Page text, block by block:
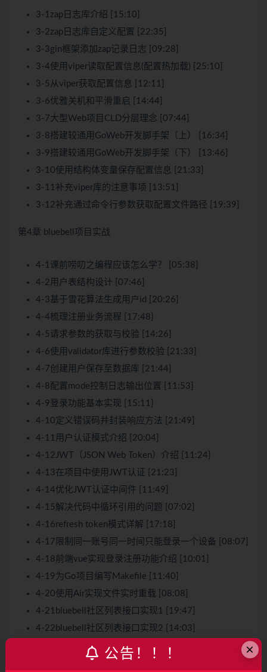
3-1zap日志库介绍 [15:10]
3-2zap日志库自定义配置 [22:35]
3-3gin框架添加zap记录日志 [09:28]
3-4使用viper读取配置信息(配置热加载) [25:10]
3-5从viper获取配置信息 [12:11]
3-6优雅关机和平滑重启 [14:44]
3-7大型Web项目CLD分层理念 [07:44]
3-8搭建较通用GoWeb开发脚手架（上） [16:34]
3-9搭建较通用GoWeb开发脚手架（下） [13:46]
3-10使用结构体变量保存配置信息 [21:33]
3-11补充viper库的注意事项 [13:51]
3-12补充通过命令行参数获取配置文件路径 [19:39]
第4章 bluebell项目实战
4-1课前唠叨之编程应该怎么学？ [05:38]
4-2用户表结构设计 [07:46]
4-3基于雪花算法生成用户id [20:26]
4-4梳理注册业务流程 [17:48]
4-5请求参数的获取与校验 [14:26]
4-6使用validator库进行参数校验 [21:33]
4-7创建用户保存至数据库 [21:44]
4-8配置mode控制日志输出位置 [11:53]
4-9登录功能基本实现 [15:11]
4-10定义错误码并封装响应方法 [21:49]
4-11用户认证模式介绍 [20:04]
4-12JWT（JSON Web Token）介绍 [11:24]
4-13在项目中使用JWT认证 [21:23]
4-14优化JWT认证中间件 [11:49]
4-15解决代码中循环引用的问题 [07:02]
4-16refresh token模式详解 [17:18]
4-17限制同一账号同一时间只能登录一个设备 [08:07]
4-18前端vue实现登录注册功能介绍 [10:01]
4-19为Go项目编写Makefile [11:40]
4-20使用Air实现文件实时重载 [08:08]
4-21bluebell社区列表接口实现1 [19:47]
4-22bluebell社区列表接口实现2 [14:03]
4-23bluebell社区详情接口实现 [18:54]
4-24bluebell帖子表结构设计及模型定义 [14:51]
×
公告！！！